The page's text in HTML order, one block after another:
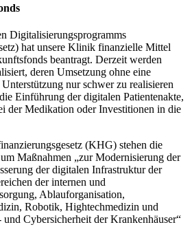
Digitalisierungsprogramms
hat unsere Klinik finanzielle Mittel
beantragt. Derzeit werden
deren Umsetzung ohne eine
nur schwer zu realisieren
Einführung der digitalen Patientenakte,
der Medikation oder Investitionen in die
(KHG) stehen die
Maßnahmen „zur Modernisierung der
der digitalen Infrastruktur der
der internen und
Ablauforganisation,
Robotik, Hightechmedizin und
Cybersicherheit der Krankenhäuser“